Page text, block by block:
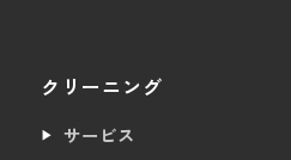
クリーニング
サービス